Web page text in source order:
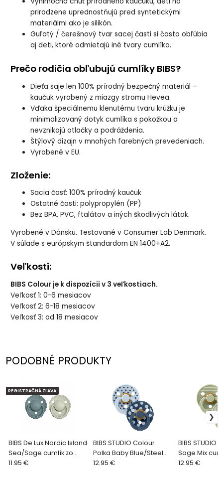
prirodzene uprednostňujú pred syntetickými
materiálmi ako je silikón.
Guľatý / čerešnový tvar sacej časti si často obľúbia
aj deti, ktoré odmietajú iné tvary cumlíka.
Prečo rodičia obľubujú cumlíky BIBS?
Dieťa saje len 100% prírodný bezpečný materiál –
kaučuk vyrobený z miazgy stromu Hevea.
Vďaka špeciálnemu klenutému tvaru krúžku je
minimalizovaný dotyk cumlíka s pokožkou a
nevznikajú otlačky a podráždenia.
Štýlový dizajn v mnohých farebných prevedeniach.
Vyrobené v EU.
Zloženie:
Sacia časť: 100% prírodný kaučuk
Ostatné časti: polypropylén (PP)
Bez BPA, PVC, ftalátov a iných škodlivých látok.
Vyrobené v Dánsku. Testované v Consumer Lab Denmark.
V súlade s európskym štandardom EN 1400+A2.
Veľkosti:
BIBS Colour je k dispozícii v 3 veľkostiach.
Veľkosť 1: 0-6 mesiacov
Veľkosť 2: 6-18 mesiacov
Veľkosť 3: od 18 mesiacov
PODOBNÉ PRODUKTY
BIBS De Lux Nordic Island
Sea/Sage cumlík zo
silikónu 2ks, one size
REGISTRAČNÁ ZĽAVA
11.95 €
BIBS STUDIO Colour
Polka Baby Blue/Steel
Blue cumlík z kaučuku
12.95 €
BIBS STUDIO
Sage Mix
prírodného
12.95 €